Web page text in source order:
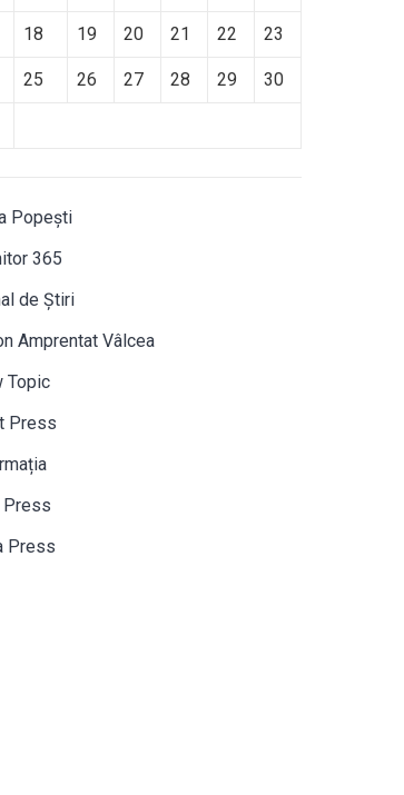
18 19 20 21 22 23
25 26 27 28 29 30
Popești
365
de Știri
Amprentat Vâlcea
Topic
Press
Press